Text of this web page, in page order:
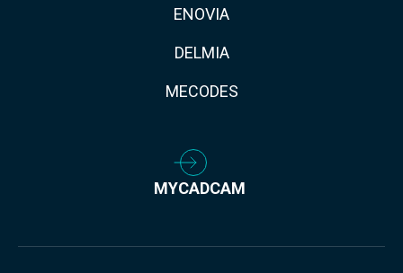
ENOVIA
DELMIA
MECODES
MYCADCAM